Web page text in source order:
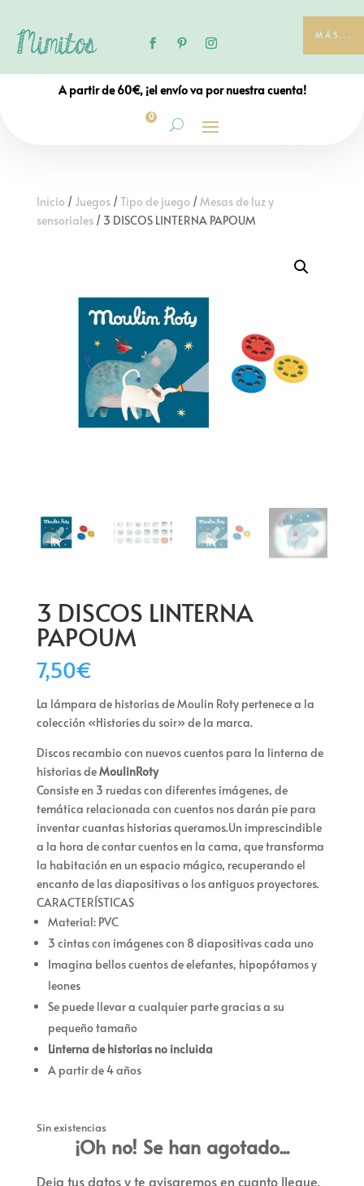
MÁS...
A partir de 60€, ¡el envío va por nuestra cuenta!
0
Inicio / Juegos/Tipo de juego /Mesas de luz y
sensoriales/ 3 DISCOS LINTERNA PAPOUM
3 DISCOS LINTERNA
PAPOUM
7,50€
La lámpara de historias de Moulin Roty pertenece a la
colección «Histories du soir» de la marca.
Discos recambio con nuevos cuentos para la linterna de
historias deMoulinRoty
Consiste en 3 ruedas con diferentes imágenes, de
temática relacionada con cuentos nos darán pie para
inventar cuantas historias queramos.Un imprescindible
a la hora de contar cuentos en la cama, que transforma
la habitación en un espacio mágico, recuperando el
encanto de las diapositivas o los antiguos proyectores.
CARACTERÍSTICAS
Material: PVC
3 cintas con imágenes con 8 diapositivas cada uno
Imagina bellos cuentos de elefantes, hipopótamos y
leones
Se puede llevar a cualquier parte gracias a su
pequeño tamaño
Linterna de historias no incluida
A partir de 4 años
Sin existencias
¡Oh no! Se han agotado...
Deja tus datos y te avisaremos en cuanto llegue.